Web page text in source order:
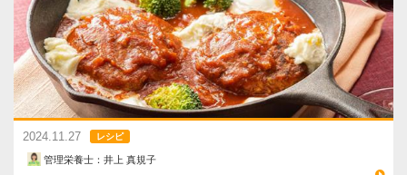
2024.11.27 レシピ
管理栄養士：井上 真規子